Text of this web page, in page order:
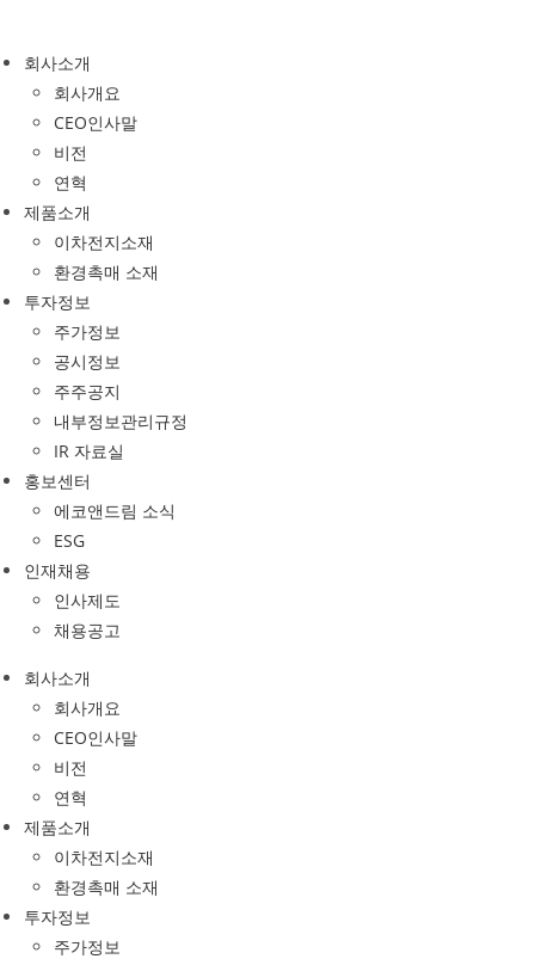
content
회사소개
회사개요
CEO인사말
비전
연혁
제품소개
이차전지소재
환경촉매 소재
투자정보
주가정보
공시정보
주주공지
내부정보관리규정
IR 자료실
홍보센터
에코앤드림 소식
ESG
인재채용
인사제도
채용공고
회사소개
회사개요
CEO인사말
비전
연혁
제품소개
이차전지소재
환경촉매 소재
투자정보
주가정보